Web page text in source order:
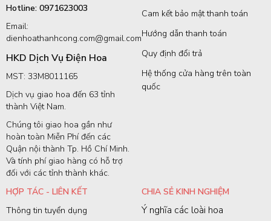
Hotline: 0971623003
Email:
dienhoathanhcong.com@gmail.com
HKD Dịch Vụ Điện Hoa
MST: 33M8011165
Dịch vụ giao hoa đến 63 tỉnh
thành Việt Nam.
Chúng tôi giao hoa gần như
hoàn toàn Miễn Phí đến các
Quận nội thành Tp. Hồ Chí Minh.
Và tính phí giao hàng có hỗ trợ
đối với các tỉnh thành khác.
Cam kết bảo mật thanh toán
Hướng dẫn thanh toán
Quy định đổi trả
Hệ thống cửa hàng trên toàn
quốc
HỢP TÁC - LIÊN KẾT
Thông tin tuyển dụng
CHIA SẺ KINH NGHIỆM
Ý nghĩa các loài hoa